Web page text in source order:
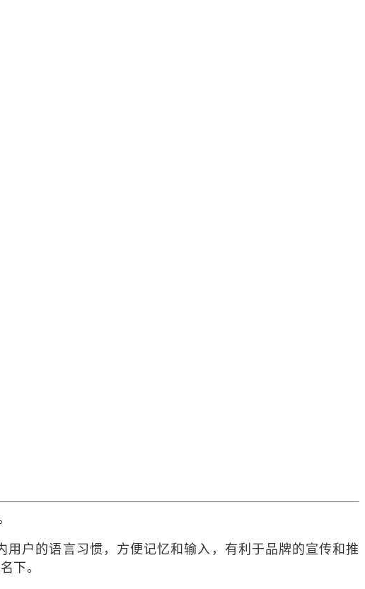
户的语言习惯，方便记忆和输入，有利于品牌的宣传和推
下。